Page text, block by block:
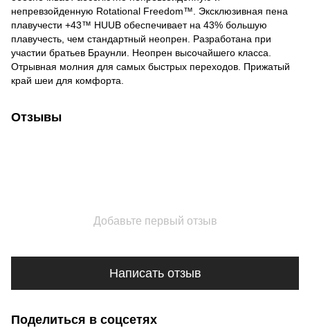
непревзойденную Rotational Freedom™. Эксклюзивная пена
плавучести +43™ HUUB обеспечивает на 43% большую
плавучесть, чем стандартный неопрен. Разработана при
участии братьев Браунли. Неопрен высочайшего класса.
Отрывная молния для самых быстрых переходов. Прижатый
край шеи для комфорта.
Отзывы
Добавьте первый отзыв
Написать отзыв
Поделиться в соцсетях